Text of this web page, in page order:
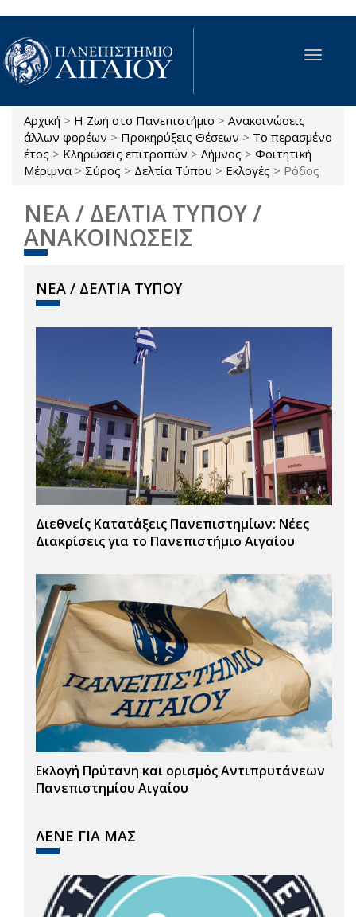
Παράκαμψη προς το κυρίως περιεχόμενο
Toggle
Είστε εδώ
Αρχική > Η Ζωή στο Πανεπιστήμιο > Ανακοινώσεις
άλλων φορέων > Προκηρύξεις Θέσεων > Το περασμένο
έτος > Κληρώσεις επιτροπών > Λήμνος > Φοιτητική
Μέριμνα > Σύρος > Δελτία Τύπου > Εκλογές > Ρόδος
ΝΕΑ / ΔΕΛΤΙΑ ΤΥΠΟΥ /
ΑΝΑΚΟΙΝΩΣΕΙΣ
ΝΕΑ / ΔΕΛΤΙΑ ΤΥΠΟΥ
Διεθνείς Κατατάξεις Πανεπιστημίων: Νέες
Διακρίσεις για το Πανεπιστήμιο Αιγαίου
Εκλογή Πρύτανη και ορισμός Αντιπρυτάνεων
Πανεπιστημίου Αιγαίου
ΛΕΝΕ ΓΙΑ ΜΑΣ